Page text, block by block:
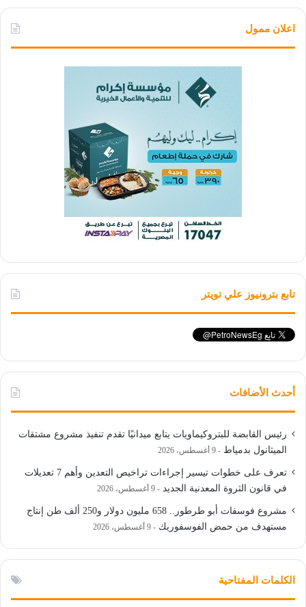
اعلان ممول
تابع بترونيوز علي تويتر
أحدث الأضافات
رئيس القابضة للبتروكيماويات يتابع ميدانيًا تقدم تنفيذ مشروع مشتقات
الميثانول بدمياط
9 أغسطس، 2026
تعرف على خطوات تيسير إجراءات تراخيص التعدين وأهم 7 تعديلات
في قانون الثروة المعدنية الجديد
9 أغسطس، 2026
مشروع فوسفات أبو طرطور.. 658 مليون دولار و250 ألف طن إنتاج
مستهدف من حمض الفوسفوريك
9 أغسطس، 2026
الكلمات المفتاحية